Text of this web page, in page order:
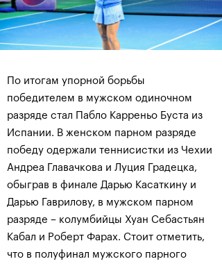
По итогам упорной борьбы
победителем в мужском одиночном
разряде стал Пабло Карреньо Буста из
Испании. В женском парном разряде
победу одержали теннисистки из Чехии
Андреа Главачкова и Луция Градецка,
обыграв в финале Дарью Касаткину и
Дарью Гаврилову, в мужском парном
разряде – колумбийцы Хуан Себастьян
Кабал и Роберт Фарах. Стоит отметить,
что в полуфинал мужского парного